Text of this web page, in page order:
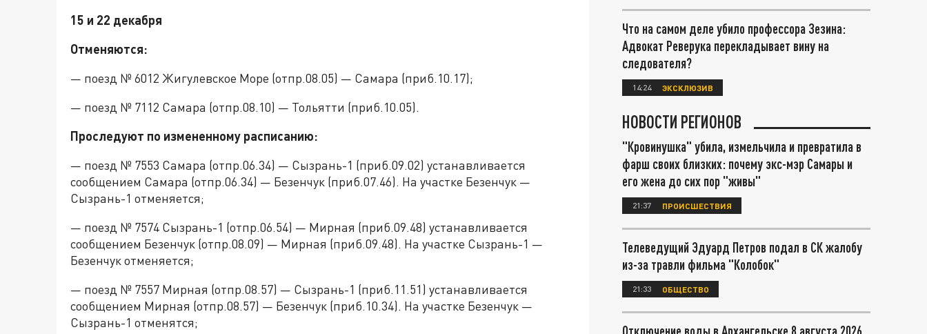
15 и 22 декабря
Отменяются:
— поезд № 6012 Жигулевское Море (отпр.08.05) — Самара (приб.10.17);
— поезд № 7112 Самара (отпр.08.10) — Тольятти (приб.10.05).
Проследуют по измененному расписанию:
— поезд № 7553 Самара (отпр.06.34) — Сызрань-1 (приб.09.02) устанавливается
сообщением Самара (отпр.06.34) — Безенчук (приб.07.46). На участке Безенчук —
Сызрань-1 отменяется;
— поезд № 7574 Сызрань-1 (отпр.06.54) — Мирная (приб.09.48) устанавливается
сообщением Безенчук (отпр.08.09) — Мирная (приб.09.48). На участке Сызрань-1 —
Безенчук отменяется;
— поезд № 7557 Мирная (отпр.08.57) — Сызрань-1 (приб.11.51) устанавливается
сообщением Мирная (отпр.08.57) — Безенчук (приб.10.34). На участке Безенчук —
Сызрань-1 отменятся;
Что на самом деле убило профессора Зезина:
Адвокат Реверука перекладывает вину на
следователя?
14:24 ЭКСКЛЮЗИВ
НОВОСТИ РЕГИОНОВ
"Кровинушка" убила, измельчила и превратила в
фарш своих близких: почему экс-мэр Самары и
его жена до сих пор "живы"
21:37 ПРОИСШЕСТВИЯ
Телеведущий Эдуард Петров подал в СК жалобу
из-за травли фильма "Колобок"
21:33 ОБЩЕСТВО